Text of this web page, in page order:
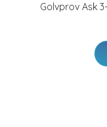
Golvprov Ask